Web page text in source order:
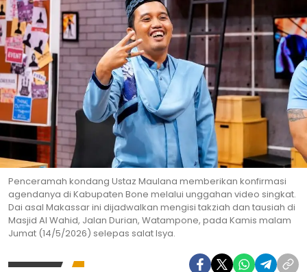
Penceramah kondang Ustaz Maulana memberikan konfirmasi
agendanya di Kabupaten Bone melalui unggahan video singkat.
Dai asal Makassar ini dijadwalkan mengisi takziah dan tausiah di
Masjid Al Wahid, Jalan Durian, Watampone, pada Kamis malam
Jumat (14/5/2026) selepas salat Isya.